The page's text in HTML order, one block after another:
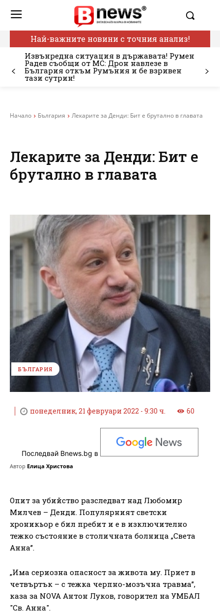
Най-важните новини с точния анализ!
Извънредна ситуация в държавата! Румен
Радев съобщи от МС: Дрон навлезе в
България откъм Румъния и бе взривен
тази сутрин!
Начало България Лекарите за Денди: Бит е брутално в главата
Лекарите за Денди: Бит е
брутално в главата
БЪЛГАРИЯ
понеделник, 21 февруари 2022 - 9:30 ч. 60
Последвай Bnews.bg в
Автор Елица Христова
Опит за убийство разследват над Любомир
Милчев – Денди. Популярният светски
хроникьор е бил пребит и е в изключително
тежко състояние в столичната болница „Света
Анна”.
„Има сериозна опасност за живота му. Приет в
четвъртък – с тежка черпно-мозъчна травма”,
каза за NOVA Антон Луков, говорител на УМБАЛ
"Св. Анна".